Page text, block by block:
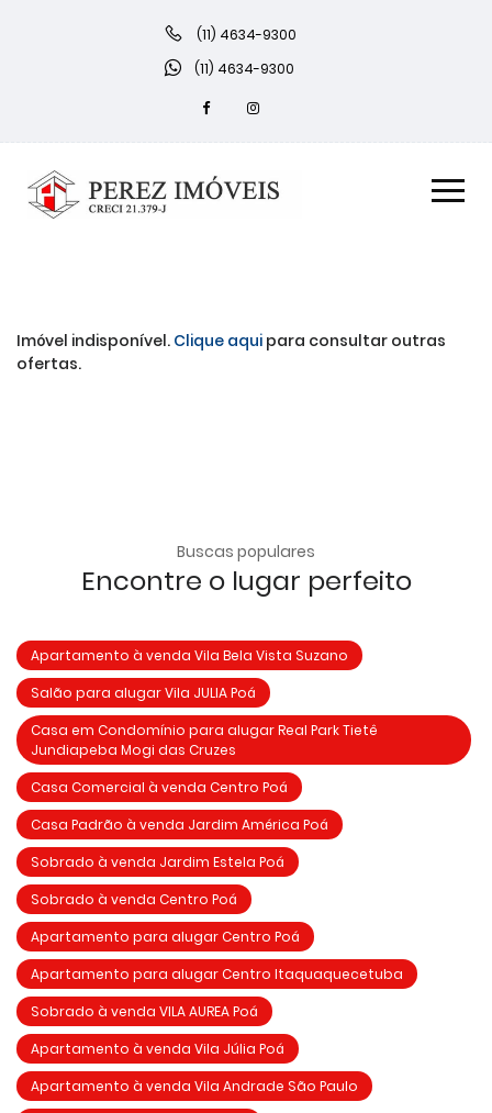
(11) 4634-9300
(11) 4634-9300
Imóvel indisponível. Clique aqui para consultar outras
ofertas.
Buscas populares
Encontre o lugar perfeito
Apartamento à venda Vila Bela Vista Suzano
Salão para alugar Vila JULIA Poá
Casa em Condomínio para alugar Real Park Tietê
Jundiapeba Mogi das Cruzes
Casa Comercial à venda Centro Poá
Casa Padrão à venda Jardim América Poá
Sobrado à venda Jardim Estela Poá
Sobrado à venda Centro Poá
Apartamento para alugar Centro Poá
Apartamento para alugar Centro Itaquaquecetuba
Sobrado à venda VILA AUREA Poá
Apartamento à venda Vila Júlia Poá
Apartamento à venda Vila Andrade São Paulo